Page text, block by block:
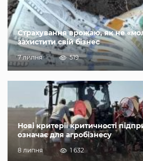
Страхування врожаю, як не
захистити свій бізнес
7 липня 519
Нові критерії критичності
означає для агробізнесу
8 липня 1 632